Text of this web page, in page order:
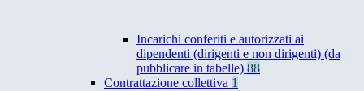
Incarichi conferiti e autorizzati ai
dipendenti (dirigenti e non dirigenti) (da
pubblicare in tabelle) 88
Contrattazione collettiva 1